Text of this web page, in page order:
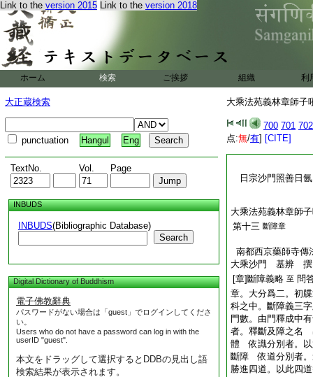
Link to the version 2015 Link to the version 2018
ホーム 検索 ご挨拶 組織 利
大正蔵検索
punctuation Hangul Eng
TextNo. Vol. Page
INBUDS
INBUDS(Bibliographic Database)
Search
Digital Dictionary of Buddhism
電子佛教辭典
パスワードがない場合は「guest」でログインしてくださ
い。
Users who do not have a password can log in with the
userID "guest".
本文をドラッグして選択するとDDBの見出し語
検索結果が表示されます。
大乘法苑義林章師子
700 701 702
点:無/有] [CITE]
日宗沙門照善日
大乘法苑義林章師
第十三 斷障章
南都西京藥師寺傳
大乘沙門 基辨 撰
[章]斷障義略 至 問
章。大分爲二。初
科之中。斷障義三
門數。由門釋成中
者。釋斷及障之名
體 依識分別者。以
斷障 依道分別者。
勝進四道。以此四